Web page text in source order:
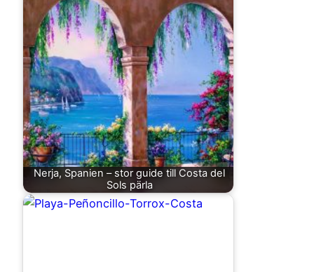
Nerja, Spanien – stor guide till Costa del
Sols pärla